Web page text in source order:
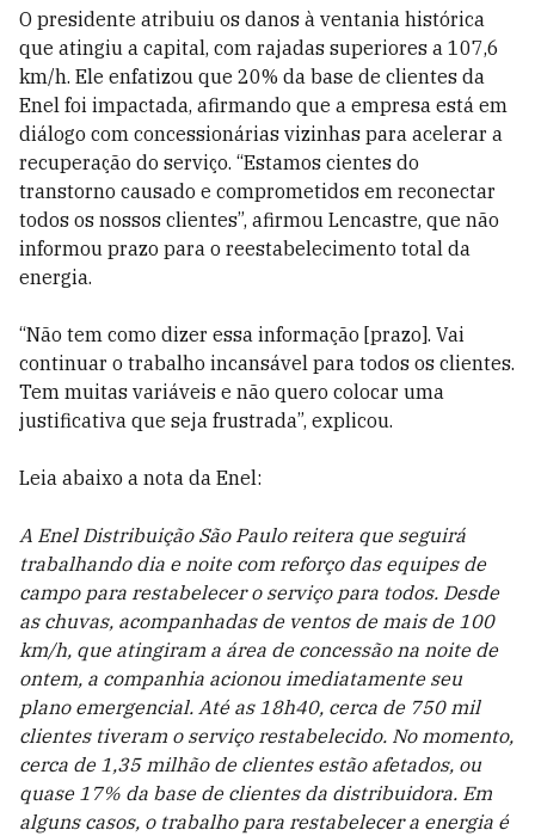
O presidente atribuiu os danos à ventania histórica
que atingiu a capital, com rajadas superiores a 107,6
km/h. Ele enfatizou que 20% da base de clientes da
Enel foi impactada, afirmando que a empresa está em
diálogo com concessionárias vizinhas para acelerar a
recuperação do serviço. “Estamos cientes do
transtorno causado e comprometidos em reconectar
todos os nossos clientes”, afirmou Lencastre, que não
informou prazo para o reestabelecimento total da
energia.
“Não tem como dizer essa informação [prazo]. Vai
continuar o trabalho incansável para todos os clientes.
Tem muitas variáveis e não quero colocar uma
justificativa que seja frustrada”, explicou.
Leia abaixo a nota da Enel:
A Enel Distribuição São Paulo reitera que seguirá
trabalhando dia e noite com reforço das equipes de
campo para restabelecer o serviço para todos. Desde
as chuvas, acompanhadas de ventos de mais de 100
km/h, que atingiram a área de concessão na noite de
ontem, a companhia acionou imediatamente seu
plano emergencial. Até as 18h40, cerca de 750 mil
clientes tiveram o serviço restabelecido. No momento,
cerca de 1,35 milhão de clientes estão afetados, ou
quase 17% da base de clientes da distribuidora. Em
alguns casos, o trabalho para restabelecer a energia é